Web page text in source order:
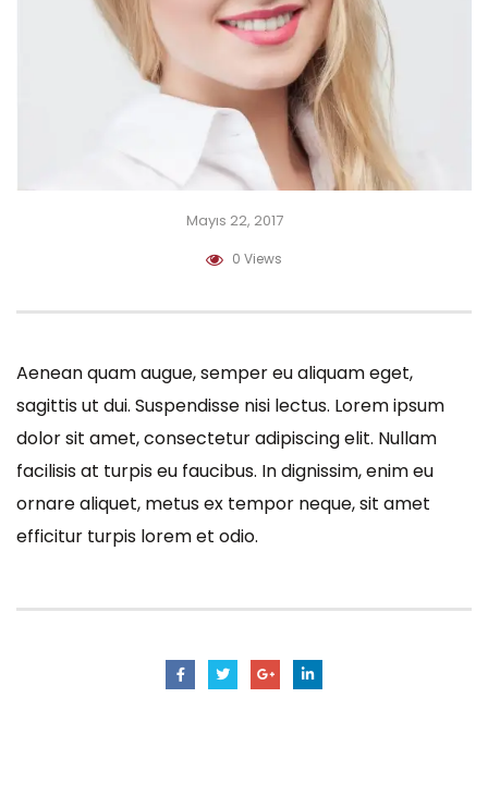
Mayıs 22, 2017
0 Views
Aenean quam augue, semper eu aliquam eget,
sagittis ut dui. Suspendisse nisi lectus. Lorem ipsum
dolor sit amet, consectetur adipiscing elit. Nullam
facilisis at turpis eu faucibus. In dignissim, enim eu
ornare aliquet, metus ex tempor neque, sit amet
efficitur turpis lorem et odio.